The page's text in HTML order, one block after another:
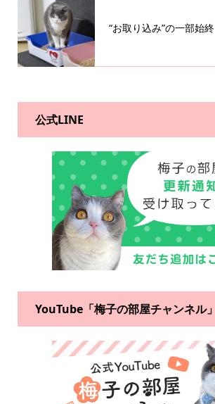
“お取り込み”の一部始終
公式LINE
YouTube「梅子の部屋チャンネル」